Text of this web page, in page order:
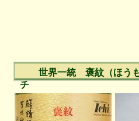
世界一統 褒紋（ほう
チ